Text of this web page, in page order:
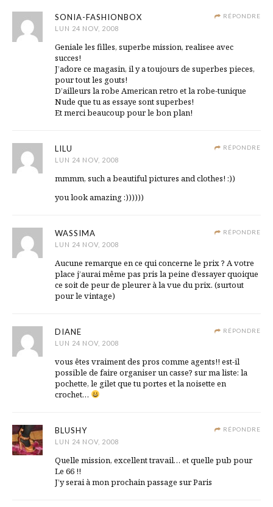
RÉPONDRE
SONIA-FASHIONBOX
LUN 24 NOV, 2008
Geniale les filles, superbe mission, realisee avec
succes!
J’adore ce magasin, il y a toujours de superbes pieces,
pour tout les gouts!
D’ailleurs la robe American retro et la robe-tunique
Nude que tu as essaye sont superbes!
Et merci beaucoup pour le bon plan!
RÉPONDRE
LILU
LUN 24 NOV, 2008
mmmm, such a beautiful pictures and clothes! :))
you look amazing :))))))
RÉPONDRE
WASSIMA
LUN 24 NOV, 2008
Aucune remarque en ce qui concerne le prix ? A votre
place j’aurai même pas pris la peine d’essayer quoique
ce soit de peur de pleurer à la vue du prix. (surtout
pour le vintage)
RÉPONDRE
DIANE
LUN 24 NOV, 2008
vous êtes vraiment des pros comme agents!! est-il
possible de faire organiser un casse? sur ma liste: la
pochette, le gilet que tu portes et la noisette en
crochet…
RÉPONDRE
BLUSHY
LUN 24 NOV, 2008
Quelle mission, excellent travail… et quelle pub pour
Le 66 !!
J’y serai à mon prochain passage sur Paris